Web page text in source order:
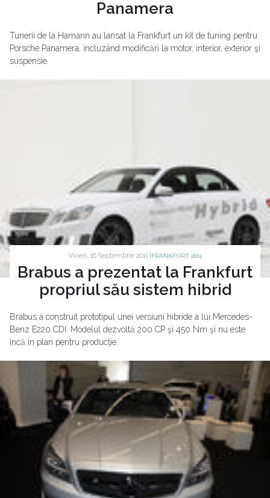
Panamera
Tunerii de la Hamann au lansat la Frankfurt un kit de tuning pentru
Porsche Panamera, incluzând modificări la motor, interior, exterior şi
suspensie.
Vineri, 16 Septembrie 2011 | FRANKFURT 2011
Brabus a prezentat la Frankfurt
propriul său sistem hibrid
Brabus a construit prototipul unei versiuni hibride a lui Mercedes-
Benz E220 CDI. Modelul dezvoltă 200 CP şi 450 Nm şi nu este
încă în plan pentru producţie.